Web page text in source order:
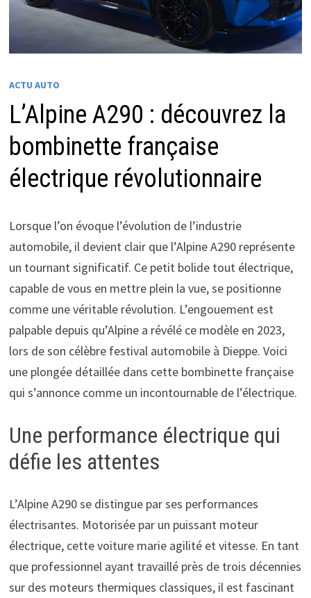
ACTU AUTO
L’Alpine A290 : découvrez la
bombinette française
électrique révolutionnaire
Lorsque l’on évoque l’évolution de l’industrie
automobile, il devient clair que l’Alpine A290 représente
un tournant significatif. Ce petit bolide tout électrique,
capable de vous en mettre plein la vue, se positionne
comme une véritable révolution. L’engouement est
palpable depuis qu’Alpine a révélé ce modèle en 2023,
lors de son célèbre festival automobile à Dieppe. Voici
une plongée détaillée dans cette bombinette française
qui s’annonce comme un incontournable de l’électrique.
Une performance électrique qui
défie les attentes
L’Alpine A290 se distingue par ses performances
électrisantes. Motorisée par un puissant moteur
électrique, cette voiture marie agilité et vitesse. En tant
que professionnel ayant travaillé près de trois décennies
sur des moteurs thermiques classiques, il est fascinant